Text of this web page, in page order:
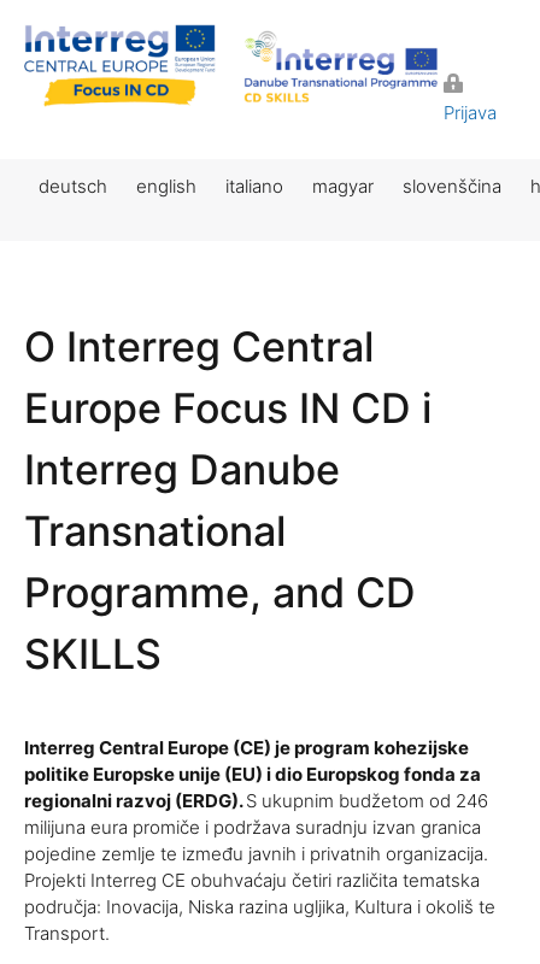
Prijava
deutsch english italiano magyar slovenščina
O Interreg Central
Europe Focus IN CD i
Interreg Danube
Transnational
Programme, and CD
SKILLS
Interreg Central Europe (CE) je program kohezijske
politike Europske unije (EU) i dio Europskog fonda za
regionalni razvoj (ERDG).S ukupnim budžetom od 246
milijuna eura promiče i podržava suradnju izvan granica
pojedine zemlje te između javnih i privatnih organizacija.
Projekti Interreg CE obuhvaćaju četiri različita tematska
područja: Inovacija, Niska razina ugljika, Kultura i okoliš te
Transport.